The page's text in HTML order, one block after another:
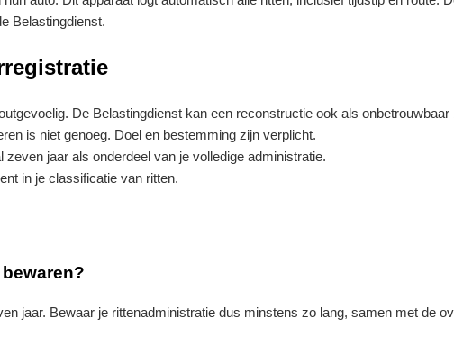
Belastingdienst.
De Belastingdienst kan een reconstructie ook als onbetrouwbaar
is niet genoeg. Doel en bestemming zijn verplicht.
jaar als onderdeel van je volledige administratie.
in je classificatie van ritten.
jaar. Bewaar je rittenadministratie dus minstens zo lang, samen met de